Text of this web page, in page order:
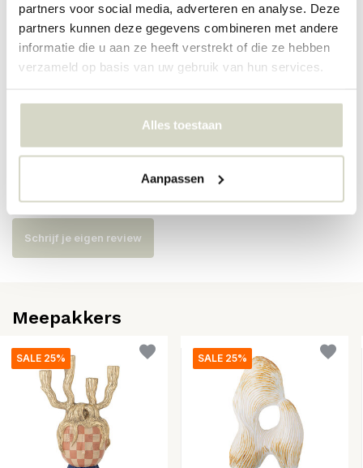
partners voor social media, adverteren en analyse. Deze
partners kunnen deze gegevens combineren met andere
informatie die u aan ze heeft verstrekt of die ze hebben
verzameld op basis van uw gebruik van hun services.
Alles toestaan
Aanpassen
Artikelnummer 82062695
Reviews
Schrijf je eigen review
Meepakkers
SALE 25% SALE 25%